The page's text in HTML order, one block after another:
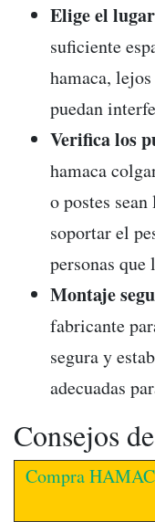
Elige el
suficiente
hamaca,
puedan
Verifica los
hamaca
o postes
soportar el
personas que
Montaje
fabricante
segura y
adecuadas
Consejos
Compra